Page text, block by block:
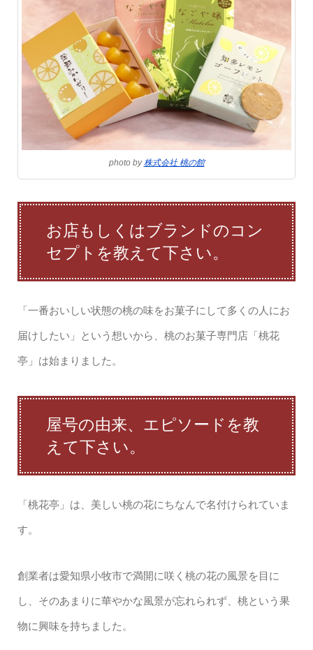
photo by株式会社 桃の館
お店もしくはブランドのコン
セプトを教えて下さい。
「一番おいしい状態の桃の味をお菓子にして多くの人にお
届けしたい」という想いから、桃のお菓子専門店「桃花
亭」は始まりました。
屋号の由来、エピソードを教
えて下さい。
「桃花亭」は、美しい桃の花にちなんで名付けられていま
す。
創業者は愛知県小牧市で満開に咲く桃の花の風景を目に
し、そのあまりに華やかな風景が忘れられず、桃という果
物に興味を持ちました。